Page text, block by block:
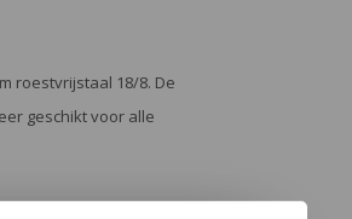
roestvrijstaal 18/8. De
geschikt voor alle